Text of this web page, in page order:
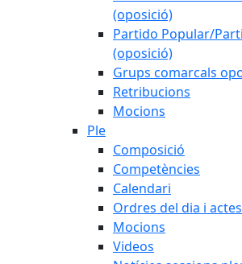
(oposició)
Partido Popular/
(oposició)
Grups comarcals
Retribucions
Mocions
Ple
Composició
Competències
Calendari
Ordres del dia i actes
Mocions
Videos